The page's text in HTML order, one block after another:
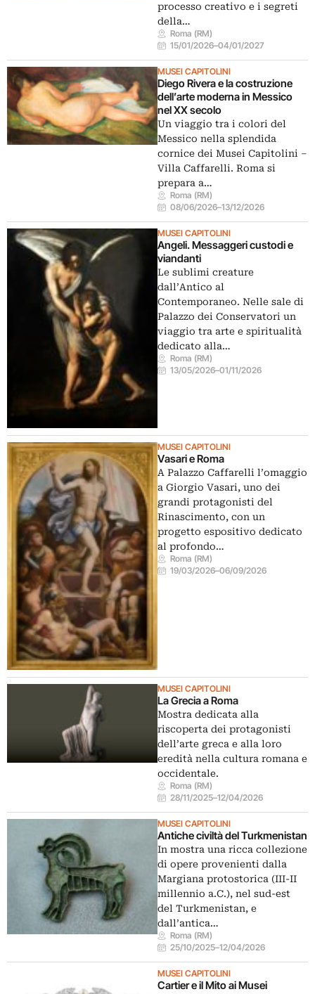
processo creativo e i segreti
della…
Roma (RM)
15/01/2026–04/01/2027
MUSEI CAPITOLINI
Diego Rivera e la costruzione
dell’arte moderna in Messico
nel XX secolo
Un viaggio tra i colori del
Messico nella splendida
cornice dei Musei Capitolini –
Villa Caffarelli. Roma si
prepara a…
Roma (RM)
08/06/2026–13/12/2026
MUSEI CAPITOLINI
Angeli. Messaggeri custodi e
viandanti
Le sublimi creature
dall’Antico al
Contemporaneo. Nelle sale di
Palazzo dei Conservatori un
viaggio tra arte e spiritualità
dedicato alla…
Roma (RM)
13/05/2026–01/11/2026
MUSEI CAPITOLINI
Vasari e Roma
A Palazzo Caffarelli l’omaggio
a Giorgio Vasari, uno dei
grandi protagonisti del
Rinascimento, con un
progetto espositivo dedicato
al profondo…
Roma (RM)
19/03/2026–06/09/2026
MUSEI CAPITOLINI
La Grecia a Roma
Mostra dedicata alla
riscoperta dei protagonisti
dell’arte greca e alla loro
eredità nella cultura romana e
occidentale.
Roma (RM)
28/11/2025–12/04/2026
MUSEI CAPITOLINI
Antiche civiltà del Turkmenistan
In mostra una ricca collezione
di opere provenienti dalla
Margiana protostorica (III-II
millennio a.C.), nel sud-est
del Turkmenistan, e
dall’antica…
Roma (RM)
25/10/2025–12/04/2026
MUSEI CAPITOLINI
Cartier e il Mito ai Musei